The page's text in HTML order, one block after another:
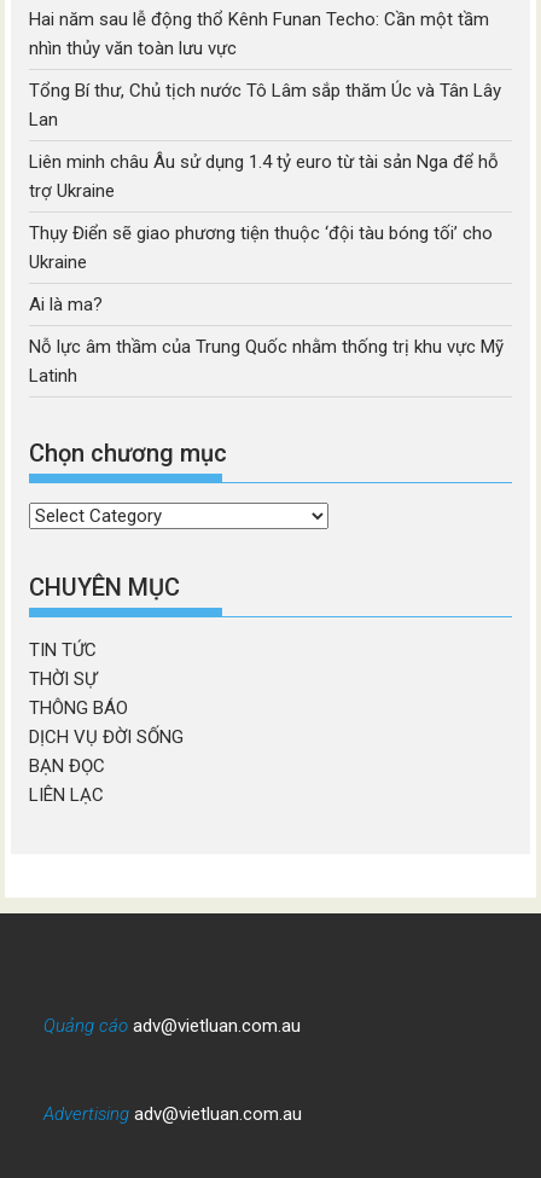
Hai năm sau lễ động thổ Kênh Funan Techo: Cần một tầm
nhìn thủy văn toàn lưu vực
Tổng Bí thư, Chủ tịch nước Tô Lâm sắp thăm Úc và Tân Lây
Lan
Liên minh châu Âu sử dụng 1.4 tỷ euro từ tài sản Nga để hỗ
trợ Ukraine
Thụy Điển sẽ giao phương tiện thuộc ‘đội tàu bóng tối’ cho
Ukraine
Ai là ma?
Nỗ lực âm thầm của Trung Quốc nhằm thống trị khu vực Mỹ
Latinh
Chọn chương mục
Chọn
mục
CHUYÊN MỤC
TIN TỨC
THỜI SỰ
THÔNG BÁO
DỊCH VỤ ĐỜI SỐNG
BẠN ĐỌC
LIÊN LẠC
Quảng cáo adv@vietluan.com.au
Advertising adv@vietluan.com.au